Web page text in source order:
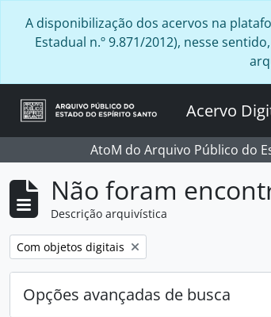
A disponibilização dos acervos na
Estadual n.º 9.871/2012), nesse
Acervo
AtoM do Arquivo Público do
Não foram
Descrição arquivística
Remover filtro:
Com objetos digitais
Opções avançadas de busca